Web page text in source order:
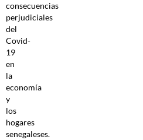
consecuencias
perjudiciales
del
Covid-
19
en
la
economía
y
los
hogares
senegaleses.